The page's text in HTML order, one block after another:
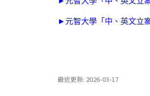
►元智大學「中、英文立
最近更新: 2026-03-17